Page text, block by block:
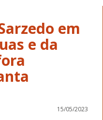
em
e da
15/05/2023